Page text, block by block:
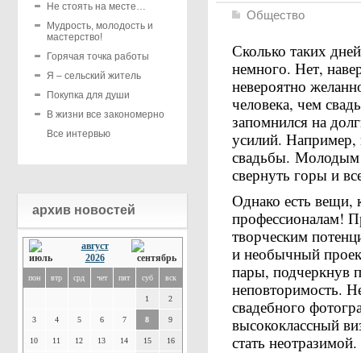
Не стоять на месте…
Мудрость, молодость и
мастерство!
Горячая точка работы
Я – сельский житель
Покупка для души
В жизни все закономерно
Все интервью
архив новостей
август
2026
пон втр срд чет пят суб вск
1 2
3 4 5 6 7 8 9
10 11 12 13 14 15 16
Общество
Сколько таких
немного. Нет,
невероятно
человека, чем
запомнился на
усилий. Например,
свадьбы. Молодым
свернуть горы и
Однако есть вещи,
профессионалам!
творческим
и необычный
пары, подчеркнув
неповторимость.
свадебного
высококлассный
стать неотразимой.